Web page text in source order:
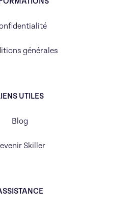
générales
UTILES
Blog
Skiller